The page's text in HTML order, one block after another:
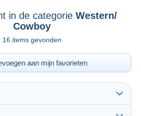
in de categorie Western/
Cowboy
16 items gevonden
aan mijn favorieten